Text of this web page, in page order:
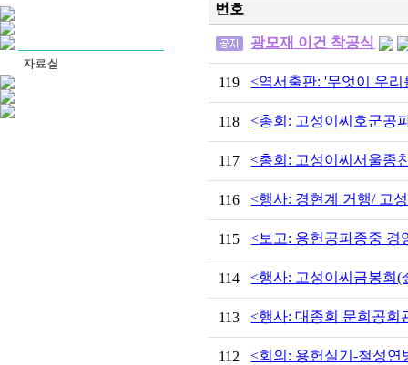
번호
광모재 이건 착공식
119 <역서출판: '무엇이 우
118 <총회: 고성이씨호군공
117 <총회: 고성이씨서울종
116 <행사: 경현계 거행/ 고
115 <보고: 용헌공파종중 경
114 <행사: 고성이씨금봉회
113 <행사: 대종회 문희공
112 <회의: 용헌실기-철성